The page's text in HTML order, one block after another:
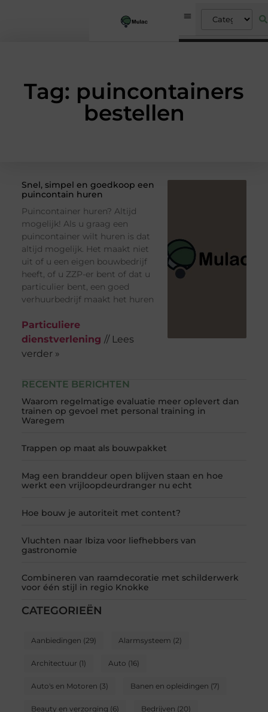
Tag: puincontainers
bestellen
RECENTE BERICHTEN
Waarom regelmatige evaluatie meer oplevert dan
trainen op gevoel met personal training in
Waregem
Trappen op maat als bouwpakket
Mag een branddeur open blijven staan en hoe
werkt een vrijloopdeurdranger nu echt
Hoe bouw je autoriteit met content?
Vluchten naar Ibiza voor liefhebbers van
gastronomie
Combineren van raamdecoratie met schilderwerk
voor één stijl in regio Knokke
CATEGORIEËN
Aanbiedingen (29) Alarmsysteem (2)
Architectuur (1) Auto (16)
Auto's en Motoren (3) Banen en opleidingen (7)
Beauty en verzorging (6) Bedrijven (20)
Snel, simpel en goedkoop een
puincontain huren
Puincontainer huren? Altijd
mogelijk! Als u graag een
puincontainer wilt huren is dat
altijd mogelijk. Het maakt niet
uit of u een eigen bouwbedrijf
heeft, of u ZZP-er bent of dat u
particulier bent, een goed
verhuurbedrijf maakt het huren
Particuliere
dienstverlening // Lees
verder »